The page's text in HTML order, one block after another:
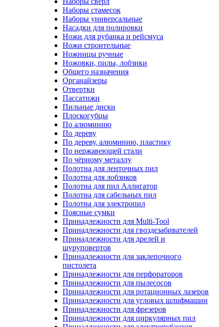
Наборы стамесок
Наборы универсальные
Насадки для полировки
Ножи для рубанка и рейсмуса
Ножи строительные
Ножницы ручные
Ножовки, пилы, лобзики
Общего назначения
Органайзеры
Отвертки
Пассатижи
Пильные диски
Плоскогубцы
По алюминию
По дереву
По дереву, алюминию, пластику
По нержавеющей стали
По чёрному металлу
Полотна для ленточных пил
Полотна для лобзиков
Полотна для пил Аллигатор
Полотна для сабельных пил
Полотна для электропил
Поясные сумки
Принадлежности для Multi-Tool
Принадлежности для гвоздезабивателей
Принадлежности для дрелей и
шуруповертов
Принадлежности для заклепочного
пистолета
Принадлежности для перфораторов
Принадлежности для пылесосов
Принадлежности для ротационных лазеров
Принадлежности для угловых шлифмашин
Принадлежности для фрезеров
Принадлежности для циркулярных пил